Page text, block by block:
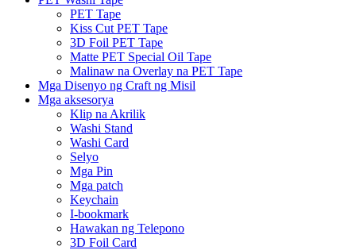
PET Tape
Kiss Cut PET Tape
3D Foil PET Tape
Matte PET Special Oil Tape
Malinaw na Overlay na PET Tape
Mga Disenyo ng Craft ng Misil
Mga aksesorya
Klip na Akrilik
Washi Stand
Washi Card
Selyo
Mga Pin
Mga patch
Keychain
I-bookmark
Hawakan ng Telepono
3D Foil Card